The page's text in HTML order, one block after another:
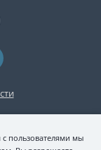
шины
и хранение шин.
пользователями мы